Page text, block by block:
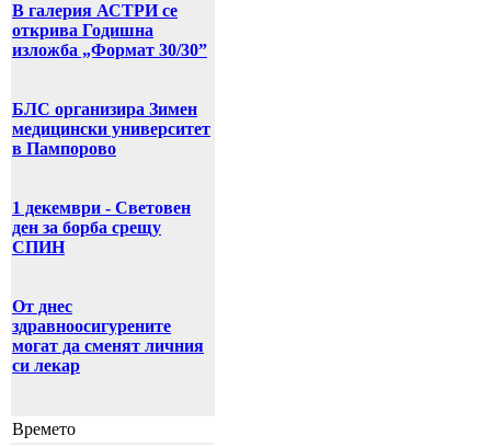
В галерия АСТРИ се
открива Годишна
изложба „Формат 30/30”
БЛС организира Зимен
медицински университет
в Пампорово
1 декември - Световен
ден за борба срещу
СПИН
От днес
здравноосигурените
могат да сменят личния
си лекар
Времето